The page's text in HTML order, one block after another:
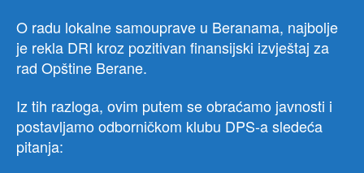
O radu lokalne samouprave u Beranama, najbolje
je rekla DRI kroz pozitivan finansijski izvještaj za
rad Opštine Berane.
Iz tih razloga, ovim putem se obraćamo javnosti i
postavljamo odborničkom klubu DPS-a sledeća
pitanja: